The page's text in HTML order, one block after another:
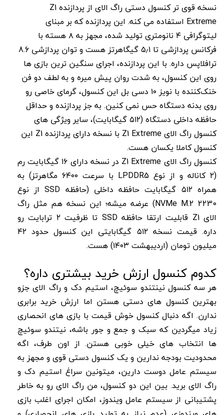
نسخه قوی تر کنسول دستی راگ الای از پردازنده Z1
Extreme استفاده می کنه. این پردازنده که بر مبنای
لیتوگرافی ۴ نانومتری تولید شده، مجهز به ۸ هسته با
فرکانس پردازشی تا ۵٫۱ گیگاهرتز هست و توان پردازشی 8.6
ترافلاپس داره. با این پردازنده، اجرای سنگین ترین بازی ها
روی این کنسول، به شدت روان پیش میره و به لطف دو فن
خنک‌کننده با نویز ۱۰ دسی‌ بل این کنسول، گرمای خاصی رو
روی بدنه دستگاه حس نمی کنین. به جز پردازنده و حداقل
حافظه داخلی دستگاه (۵۱۲ گیگابایت)، سایر ویژگی های
کنسول راگ الای Z1 Extreme با نسخه دارای پردازنده Z1 این
کنسول کاملا یکسان هست.
کنسول راگ الای Z1 Extreme در نسخه دارای ۱۶ گیگابایت رم
(۲ کاناله و از نوع LPDDR5 با سرعت ۶۴۰۰ مگاهرتز) به
همراه ۵۱۲ گیگابایت حافظه داخلی (حافظه SSD از نوع
NVMe M.2 2230) عرضه میشه؛ این نسخه هم مثل راگ
الای Z1 قابلیت ارتقا حافظه SSD تا ظرفیت ۲ ترابایت رو
داره. قیمت نسخه ۵۱۲ گیگابایتی این کنسول حدود ۴۲
میلیون تومان (اردیبهشت ۱۴۰۳) هست.
کدوم کنسول ارزش خرید بیشتری داره؟
هر سه کنسول نینتندو سوئیچ، استیم دک و راگ الای جزو
بهترین کنسول های دستی هستن اما ارزش خرید برابری
ندارن. اگه دنبال کنسول خوش قیمت با بازی های انحصاری
زیاد میگردین که سبک و جمع و جور باشه، نیتندو سوئیچ
ها انتخاب های خیلی خوبی هستن. از اون طرف، اگه
محدودیت بودجه ندارین و یک کنسول دستی قوی و مجهز به
سیستم عامل دوست دارین، میتونین سراغ استیم دک و
راگ الای برید. بین این دو کنسول، من راگ الای رو به خاطر
پشتیبانی از سیستم عامل ویندوز، امکان اجرای اغلب بازی